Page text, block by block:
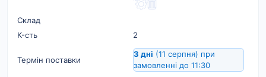
Склад
К-cть
2
Термін поставки
3 дні (11 серпня) при
замовленні до 11:30